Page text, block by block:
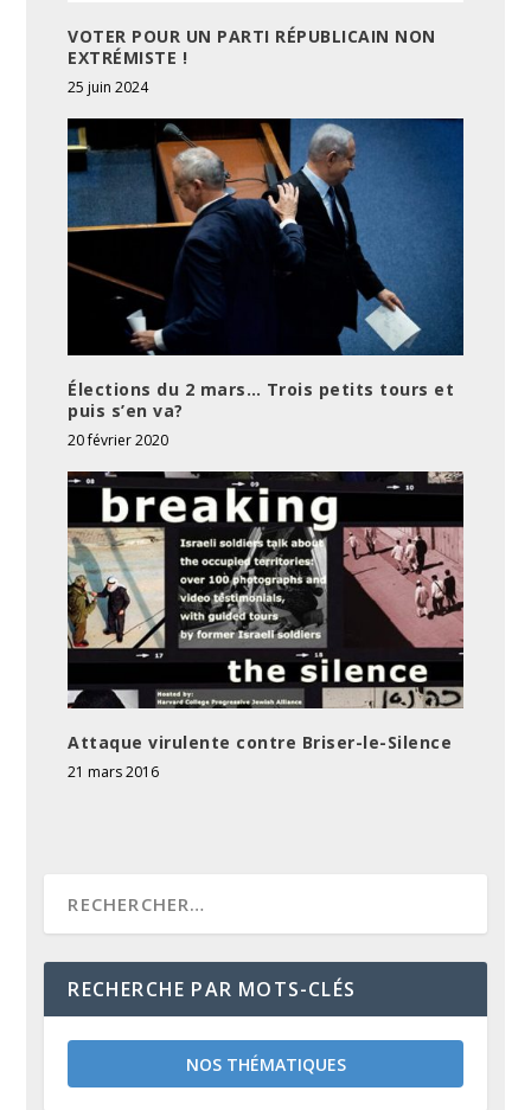
VOTER POUR UN PARTI RÉPUBLICAIN NON
EXTRÉMISTE !
25 juin 2024
Élections du 2 mars… Trois petits tours et
puis s’en va?
20 février 2020
Attaque virulente contre Briser-le-Silence
21 mars 2016
RECHERCHE PAR MOTS-CLÉS
NOS THÉMATIQUES